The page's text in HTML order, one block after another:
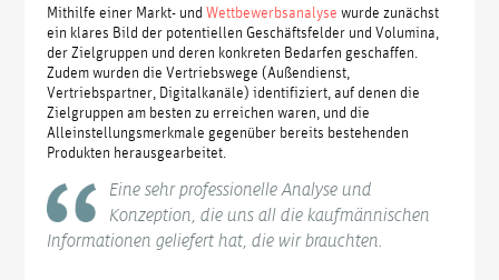
Mithilfe einer Markt- undWettbewerbsanalyse wurde zunächst
ein klares Bild der potentiellen Geschäftsfelder und Volumina,
der Zielgruppen und deren konkreten Bedarfen geschaffen.
Zudem wurden die Vertriebswege (Außendienst,
Vertriebspartner, Digitalkanäle) identifiziert, auf denen die
Zielgruppen am besten zu erreichen waren, und die
Alleinstellungsmerkmale gegenüber bereits bestehenden
Produkten herausgearbeitet.
Eine sehr professionelle Analyse und
Konzeption, die uns all die kaufmännischen
Informationen geliefert hat, die wir brauchten.